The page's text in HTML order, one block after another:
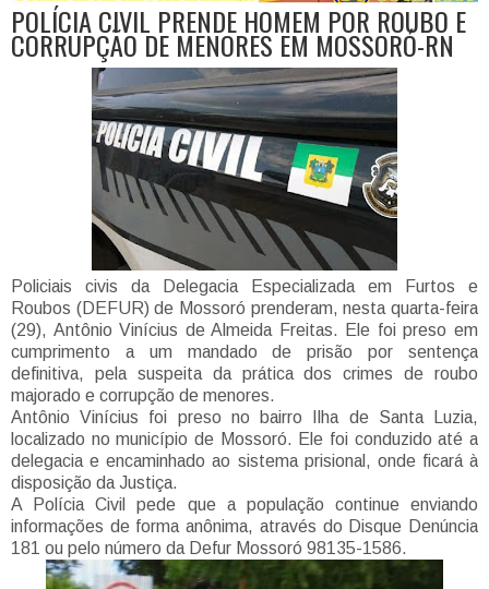
POLÍCIA CIVIL PRENDE HOMEM POR ROUBO E
CORRUPÇÃO DE MENORES EM MOSSORÓ-RN
Policiais civis da Delegacia Especializada em Furtos e
Roubos (DEFUR) de Mossoró prenderam, nesta quarta-feira
(29), Antônio Vinícius de Almeida Freitas. Ele foi preso em
cumprimento a um mandado de prisão por sentença
definitiva, pela suspeita da prática dos crimes de roubo
majorado e corrupção de menores.
Antônio Vinícius foi preso no bairro Ilha de Santa Luzia,
localizado no município de Mossoró. Ele foi conduzido até a
delegacia e encaminhado ao sistema prisional, onde ficará à
disposição da Justiça.
A Polícia Civil pede que a população continue enviando
informações de forma anônima, através do Disque Denúncia
181 ou pelo número da Defur Mossoró 98135-1586.